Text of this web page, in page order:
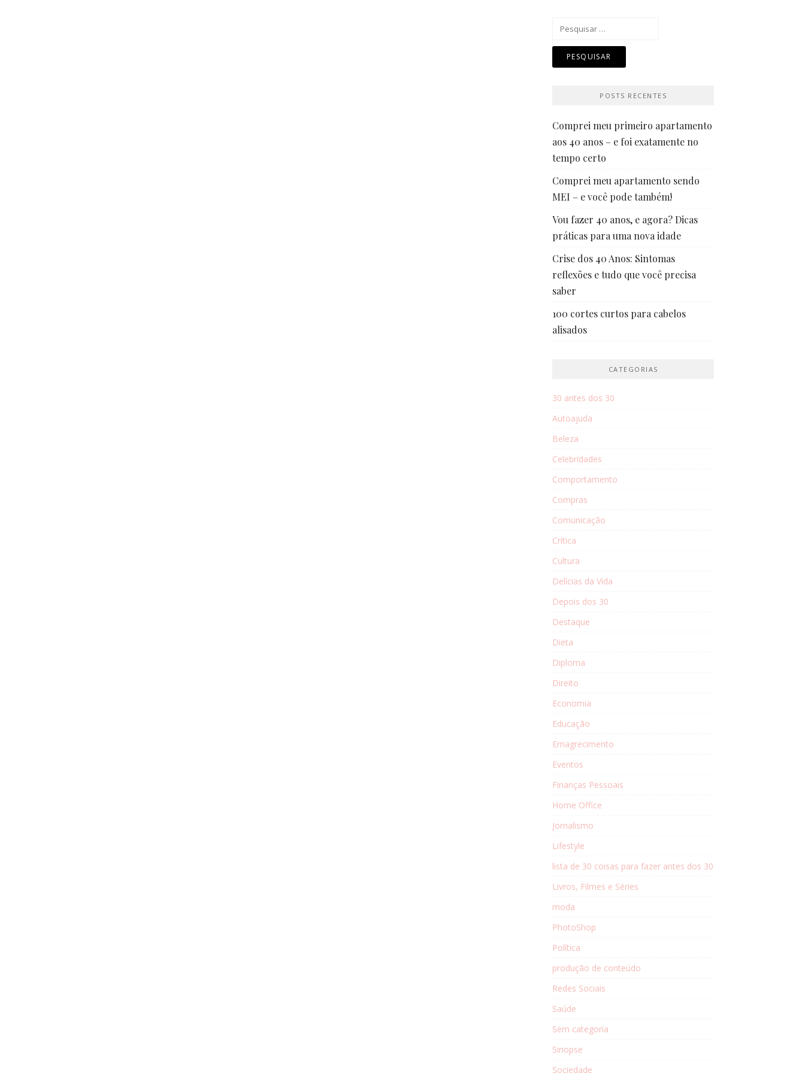
POSTS RECENTES
Comprei meu primeiro apartamento
aos 40 anos – e foi exatamente no
tempo certo
Comprei meu apartamento sendo
MEI – e você pode também!
Vou fazer 40 anos, e agora? Dicas
práticas para uma nova idade
Crise dos 40 Anos: Sintomas
reflexões e tudo que você precisa
saber
100 cortes curtos para cabelos
alisados
CATEGORIAS
30 antes dos 30
Autoajuda
Beleza
Celebridades
Comportamento
Compras
Comunicação
Crítica
Cultura
Delícias da Vida
Depois dos 30
Destaque
Dieta
Diploma
Direito
Economia
Educação
Emagrecimento
Eventos
Finanças Pessoais
Home Office
Jornalismo
Lifestyle
lista de 30 coisas para fazer antes dos 30
Livros, Filmes e Séries
moda
PhotoShop
Política
produção de conteúdo
Redes Sociais
Saúde
Sem categoria
Sinopse
Sociedade